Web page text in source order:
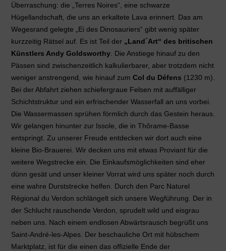
Überraschung: die „Terres Noires“, eine schwarze
Hügellandschaft, die uns an erkaltete Lava erinnert. Das am
Wegesrand gelegte „Ei des Dinosauriers“ gibt wenig später
kurzzeitig Rätsel auf. Es ist Teil der „Land´Art“ des britischen
Künstlers Andy Goldsworthy. Die Anstiege hinauf zu den
Pässen sind zwischenzeitlich kalkulierbarer, aber trotzdem nicht
weniger anstrengend, wie hinauf zum Col du Défens (1230 m).
Bei der Abfahrt ziehen schiefergraue Felsen mit auffälliger
Schichtstruktur und ein erfrischender Wasserfall an uns vorbei.
Die Wassermassen sprühen förmlich durch das Gestein heraus.
Wir gelangen hinunter zur Issole, die in Thôrame-Basse
entspringt. Zu unserer Freude entdecken wir dort auch eine
kleine Bio-Brauerei. Wir decken uns mit etwas Proviant für die
weitere Wegstrecke ein. Die Einkaufsmöglichkeiten sind eher
dünn gesät und unser kleiner Vorrat wird uns später noch durch
eine wahre Durststrecke helfen. Durch den Parc Naturel
Régional du Verdon schlängelt sich unsere Wegführung. Der in
der Schlucht rauschende Verdon, sprudelt wild und eisgrau
neben uns. Nach einem endlosen Abwärtsrausch begrüßt uns
Saint-André-les-Alpes. Der beschauliche Ort mit hübschem
Marktplatz, ist für die einen das offizielle Ende der